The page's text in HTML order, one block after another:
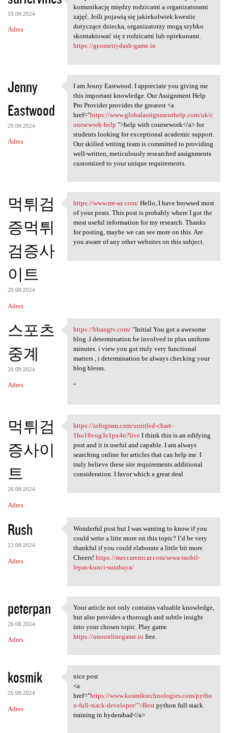
19.08.2024
Adres
Uzupełniona kartoteka
komunikację między rodzicami a organizatorami
zajęć. Jeśli pojawią się jakiekolwiek kwestie
dotyczące dziecka, organizatorzy mogą szybko
skontaktować się z rodzicami lub opiekunami.
https://geometrydash-game.io
Jenny
Eastwood
20.08.2024
Adres
I am Jenny Eastwood. I
I am Jenny Eastwood. I appreciate you giving me
this important knowledge. Our Assignment Help
Pro Provider provides the greatest <a
href="https://www.globalassignmenthelp.com/uk/c
oursework-help ">help with coursework</a> for
students looking for exceptional academic support.
Our skilled writing team is committed to providing
well-written, meticulously researched assignments
customized to your unique requirements.
먹튀검
증먹튀
검증사
이트
20.08.2024
Adres
https://www.mt-az.com/ Hello,
https://www.mt-az.com/Hello, I have browsed most
of your posts. This post is probably where I got the
most useful information for my research. Thanks
for posting, maybe we can see more on this. Are
you aware of any other websites on this subject.
스포츠
중계
20.08.2024
Adres
https://bbangtv.com/ "Initial
https://bbangtv.com/"Initial You got a awesome
blog .I determination be involved in plus uniform
minutes. i view you got truly very functional
matters , i determination be always checking your
blog blesss.
"
먹튀검
증사이
트
20.08.2024
Adres
https://infogram.com/untitled
https://infogram.com/untitled-chart-
1ho16vog3e1px4n?liveI think this is an edifying
post and it is useful and capable. I am always
searching online for articles that can help me. I
truly believe these site requirements additional
consideration. I favor which a great deal
Rush
22.08.2024
Adres
Wonderful post but I was
Wonderful post but I was wanting to know if you
could write a litte more on this topic? I’d be very
thankful if you could elaborate a little bit more.
Cheers! https://meccarentcar.com/sewa-mobil-
lepas-kunci-surabaya/
peterpan
26.08.2024
Adres
Your article not only
Your article not only contains valuable knowledge,
but also provides a thorough and subtle insight
into your chosen topic. Play game
https://unoonlinegame.io free.
kosmik
26.08.2024
Adres
nice post
nice post
<a
href="https://www.kosmiktechnologies.com/pytho
n-full-stack-developer/">Bestpython full stack
training in hyderabad</a>